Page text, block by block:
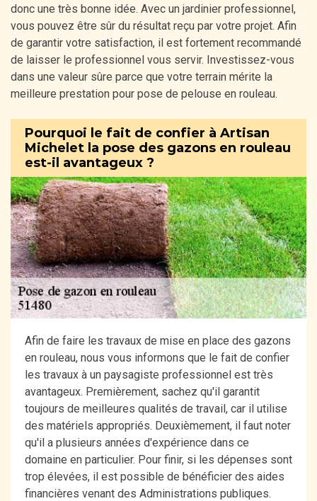
donc une très bonne idée. Avec un jardinier professionnel,
vous pouvez être sûr du résultat reçu par votre projet. Afin
de garantir votre satisfaction, il est fortement recommandé
de laisser le professionnel vous servir. Investissez-vous
dans une valeur sûre parce que votre terrain mérite la
meilleure prestation pour pose de pelouse en rouleau.
Pourquoi le fait de confier à Artisan
Michelet la pose des gazons en rouleau
est-il avantageux ?
Afin de faire les travaux de mise en place des gazons
en rouleau, nous vous informons que le fait de confier
les travaux à un paysagiste professionnel est très
avantageux. Premièrement, sachez qu'il garantit
toujours de meilleures qualités de travail, car il utilise
des matériels appropriés. Deuxièmement, il faut noter
qu'il a plusieurs années d'expérience dans ce
domaine en particulier. Pour finir, si les dépenses sont
trop élevées, il est possible de bénéficier des aides
financières venant des Administrations publiques.